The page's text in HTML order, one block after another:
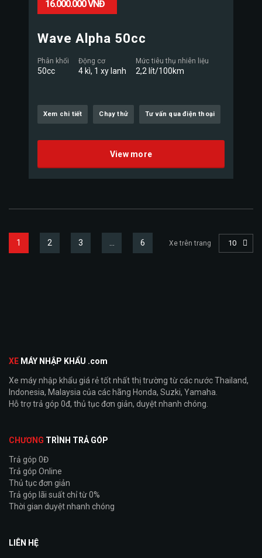
16.000.000 VNĐ
Wave Alpha 50cc
Phân khối
50cc
Động cơ
4 kì, 1 xy lanh
Mức tiêu thụ nhiên liệu
2,2 lít/100km
Xem chi tiết Chạy thử Tư vấn qua điện thoại
View more
1 2 3 6 Xe trên trang 10
XE MÁY NHẬP KHẨU .com
Xe máy nhập khẩu giá rẻ tốt nhất thị trường từ các nước Thailand,
Indonesia, Malaysia của các hãng Honda, Suzki, Yamaha.
Hỗ trợ trả góp 0đ, thủ tục đơn giản, duyệt nhanh chóng.
CHƯƠNG TRÌNH TRẢ GÓP
Trả góp 0Đ
Trả góp Online
Thủ tục đơn giản
Trả góp lãi suất chỉ từ 0%
Thời gian duyệt nhanh chóng
LIÊN HỆ